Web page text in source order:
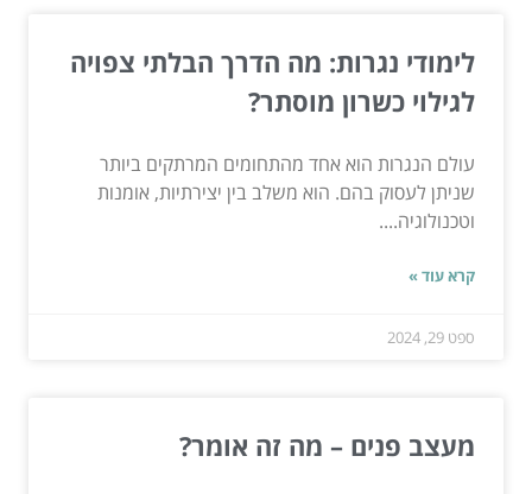
לימודי נגרות: מה הדרך הבלתי צפויה
לגילוי כשרון מוסתר?
עולם הנגרות הוא אחד מהתחומים המרתקים ביותר
שניתן לעסוק בהם. הוא משלב בין יצירתיות, אומנות
וטכנולוגיה....
קרא עוד »
ספט 29, 2024
מעצב פנים – מה זה אומר?